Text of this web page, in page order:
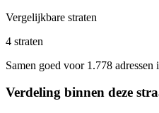
Vergelijkbare straten
4 straten
Samen goed voor 1.778 adressen
Verdeling binnen deze